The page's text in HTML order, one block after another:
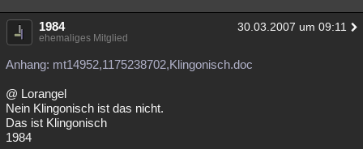
1984 30.03.2007 um 09:11
ehemaliges Mitglied
Anhang: mt14952,1175238702,Klingonisch.doc
@ Lorangel
Nein Klingonisch ist das nicht.
Das ist Klingonisch
1984